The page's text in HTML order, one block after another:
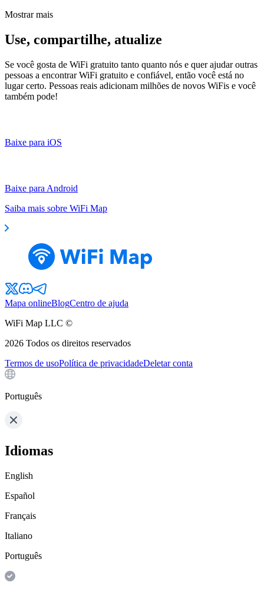
Mostrar mais
Use, compartilhe, atualize
Se você gosta de WiFi gratuito tanto quanto nós e quer ajudar outras
pessoas a encontrar WiFi gratuito e confiável, então você está no
lugar certo. Pessoas reais adicionam milhões de novos WiFis e você
também pode!
Baixe para iOS
Baixe para Android
Saiba mais sobre WiFi Map
Mapa onlineBlogCentro de ajuda
WiFi Map LLC ©
2026 Todos os direitos reservados
Termos de usoPolítica de privacidadeDeletar conta
Português
Idiomas
English
Español
Français
Italiano
Português